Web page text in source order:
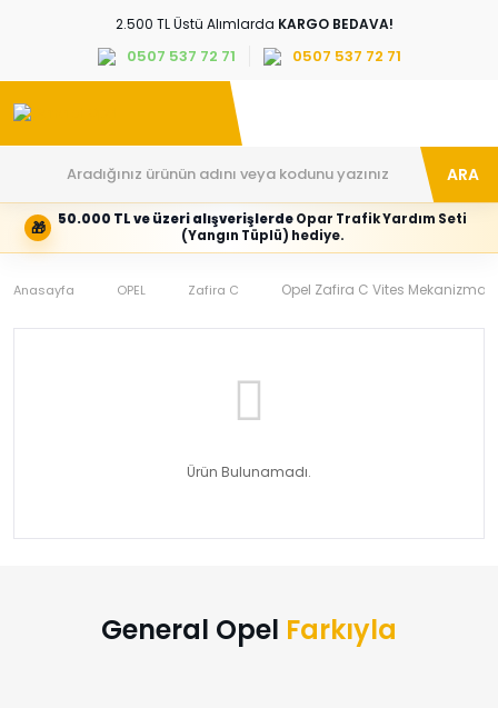
2.500 TL Üstü Alımlarda KARGO BEDAVA!
0507 537 72 71 0507 537 72 71
ARA
🎁 50.000 TL ve üzeri alışverişlerdeOpar Trafik Yardım Seti
(Yangın Tüplü) hediye.
Giriş
veya
Marka,
ve
Anasayfa OPEL Zafira C Opel Zafira C Vites Mekanizma
Ürün Bulunamadı.
General Opel Farkıyla